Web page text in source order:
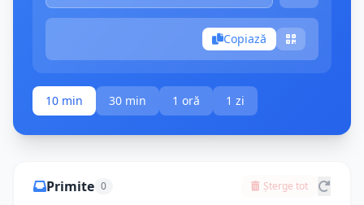
Copiază
10 min 30 min 1 oră 1 zi
Primite 0 Șterge tot